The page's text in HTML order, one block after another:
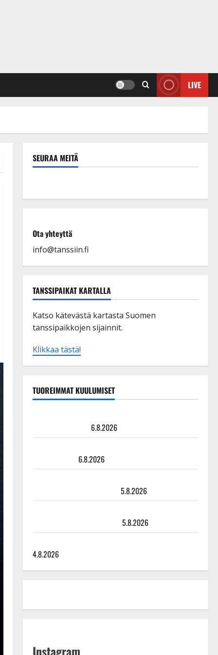
LIVE
SEURAA MEITÄ
Ota yhteyttä
info@tanssiin.fi
TANSSIPAIKAT KARTALLA
Katso kätevästä kartasta Suomen
tanssipaikkojen sijainnit.
Klikkaa tästä!
TUOREIMMAT KUULUMISET
6.8.2026
6.8.2026
5.8.2026
5.8.2026
4.8.2026
Instagram